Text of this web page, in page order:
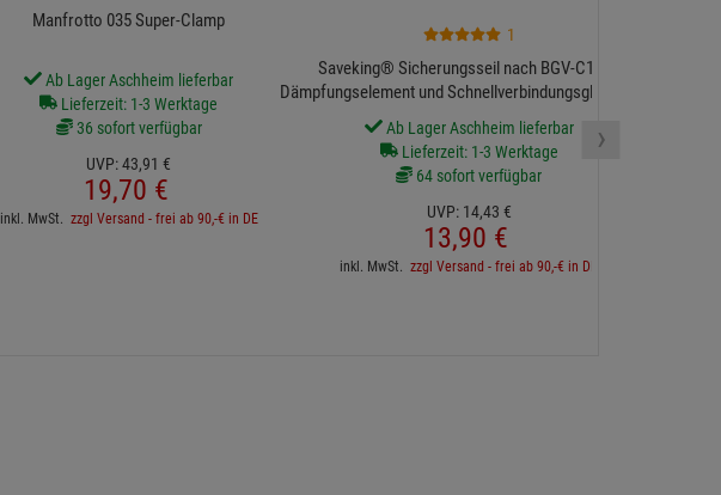
Manfrotto 035 Super-Clamp
Ab Lager Aschheim lieferbar
Lieferzeit: 1-3 Werktage
36 sofort verfügbar
UVP:43,91 €
19,70 €
inkl. MwSt. zzgl Versand - frei ab 90,-€ in DE
1
Saveking® Sicherungsseil nach BGV-C1 mit
Dämpfungselement und Schnellverbindungsglied, 20kg,
3mm, 60cm, schwarz
Ab Lager Aschheim lieferbar
Lieferzeit: 1-3 Werktage
64 sofort verfügbar
UVP: 14,43 €
13,90 €
inkl. MwSt. zzgl Versand - frei ab 90,-€ in DE
›